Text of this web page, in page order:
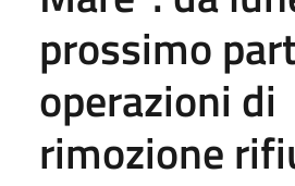
prossimo
operazioni di
rimozione